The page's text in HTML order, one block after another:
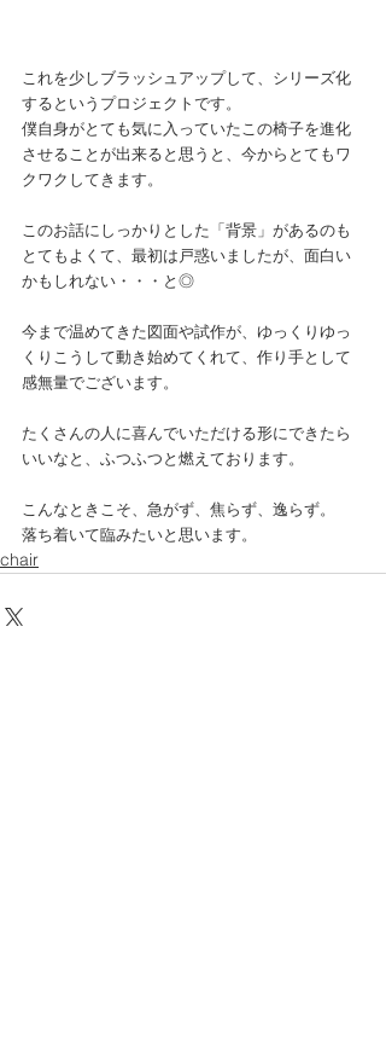
これを少しブラッシュアップして、シリーズ化
するというプロジェクトです。
僕自身がとても気に入っていたこの椅子を進化
させることが出来ると思うと、今からとてもワ
クワクしてきます。
このお話にしっかりとした「背景」があるのも
とてもよくて、最初は戸惑いましたが、面白い
かもしれない・・・と◎
今まで温めてきた図面や試作が、ゆっくりゆっ
くりこうして動き始めてくれて、作り手として
感無量でございます。
たくさんの人に喜んでいただける形にできたら
いいなと、ふつふつと燃えております。
こんなときこそ、急がず、焦らず、逸らず。
落ち着いて臨みたいと思います。
chair